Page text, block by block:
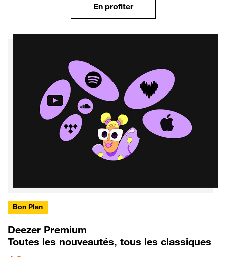
En profiter
Bon Plan
Deezer Premium
Toutes les nouveautés, tous les classiques